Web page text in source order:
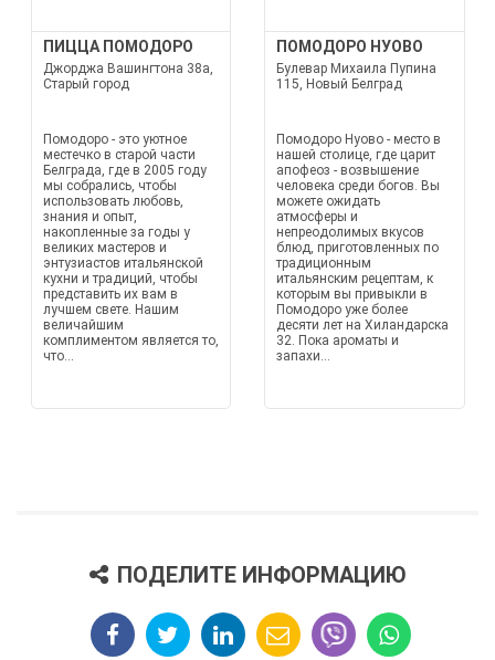
ПИЦЦА ПОМОДОРО
Джорджа Вашингтона 38а,
Старый город
Помодоро - это уютное
местечко в старой части
Белграда, где в 2005 году
мы собрались, чтобы
использовать любовь,
знания и опыт,
накопленные за годы у
великих мастеров и
энтузиастов итальянской
кухни и традиций, чтобы
представить их вам в
лучшем свете. Нашим
величайшим
комплиментом является то,
что...
ПОМОДОРО НУОВО
Булевар Михаила Пупина
115, Новый Белград
Помодоро Нуово - место в
нашей столице, где царит
апофеоз - возвышение
человека среди богов. Вы
можете ожидать
атмосферы и
непреодолимых вкусов
блюд, приготовленных по
традиционным
итальянским рецептам, к
которым вы привыкли в
Помодоро уже более
десяти лет на Хиландарска
32. Пока ароматы и
запахи...
ПОДЕЛИТЕ ИНФОРМАЦИЮ